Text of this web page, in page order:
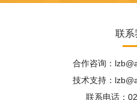
联系
合作咨询：
技术支持：
联系电话：